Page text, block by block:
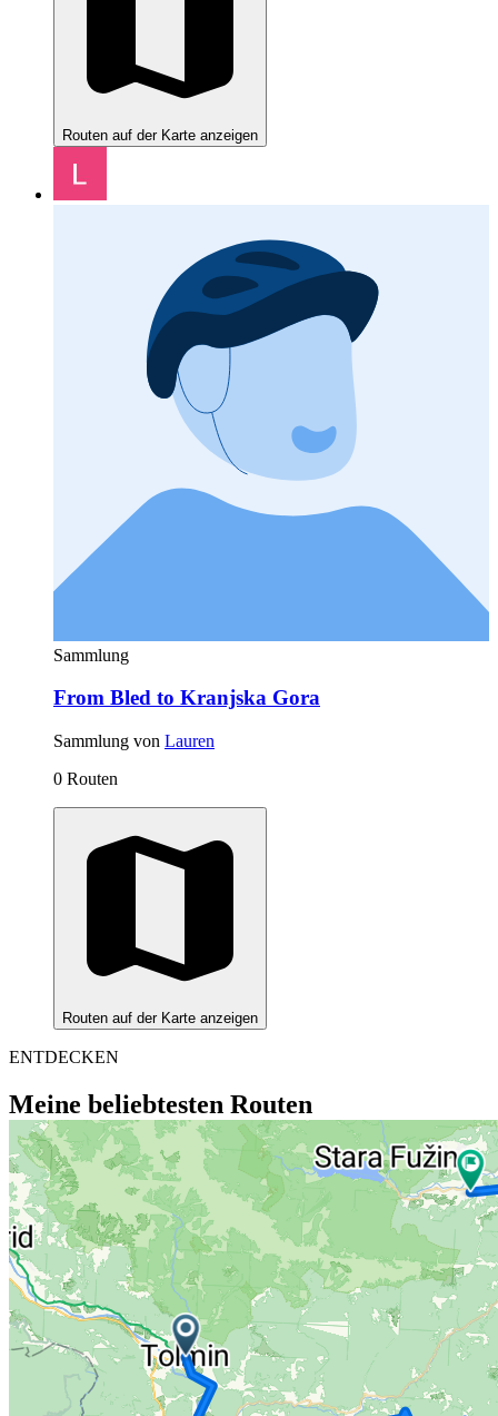
Routen auf der Karte anzeigen
Sammlung
From Bled to Kranjska Gora
Sammlung von Lauren
0 Routen
Routen auf der Karte anzeigen
ENTDECKEN
Meine beliebtesten Routen